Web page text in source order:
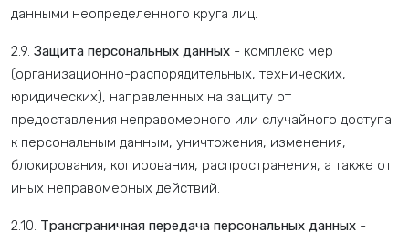
данными неопределенного круга лиц.
2.9. Защита персональных данных - комплекс мер
(организационно-распорядительных, технических,
юридических), направленных на защиту от
предоставления неправомерного или случайного доступа
к персональным данным, уничтожения, изменения,
блокирования, копирования, распространения, а также от
иных неправомерных действий.
2.10. Трансграничная передача персональных данных -